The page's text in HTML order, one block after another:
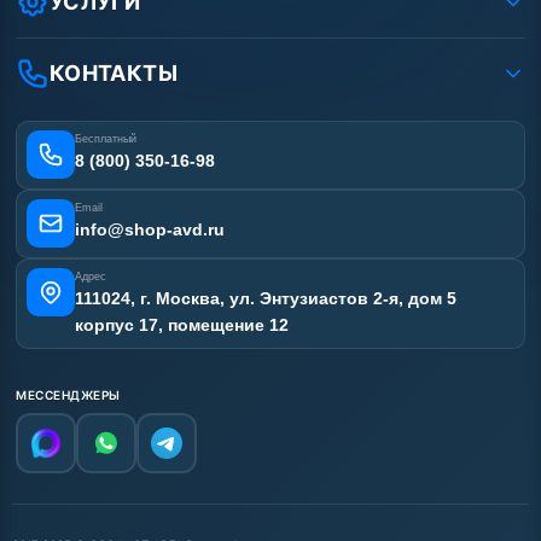
Вакансии
Статьи
Доставка
Лизинг
Получить скидку
Услуги
Аренда АВД
Ремонт АВД
Сертификаты
Наши работы
Карта сайта
КОНТАКТЫ
Бесплатный
8 (800) 350-16-98
Email
info@shop-avd.ru
Адрес
111024, г. Москва, ул. Энтузиастов 2-я, дом 5
корпус 17, помещение 12
МЕССЕНДЖЕРЫ